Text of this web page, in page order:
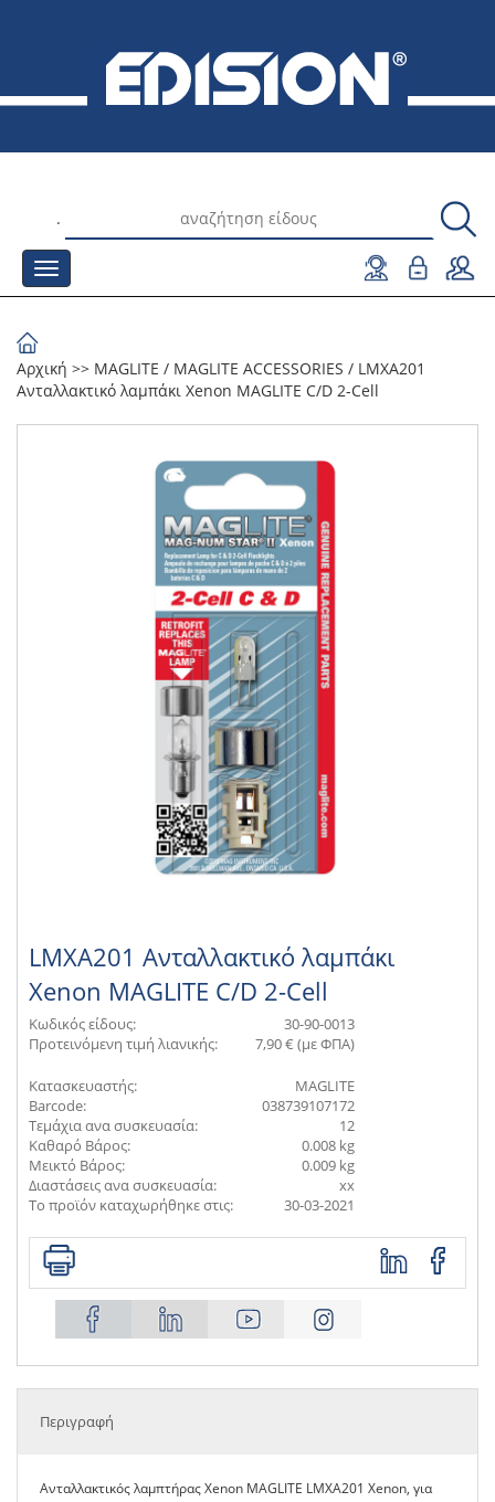
.
Αρχική >> MAGLITE / MAGLITE ACCESSORIES / LMXA201
Ανταλλακτικό λαμπάκι Xenon MAGLITE C/D 2-Cell
LMXA201 Ανταλλακτικό λαμπάκι
Xenon MAGLITE C/D 2-Cell
Κωδικός είδους:
30-90-0013
Προτεινόμενη τιμή λιανικής:
7,90 € (με ΦΠΑ)
Κατασκευαστής:
MAGLITE
Barcode:
038739107172
Τεμάχια ανα συσκευασία:
12
Καθαρό Βάρος:
0.008 kg
Μεικτό Βάρος:
0.009 kg
Διαστάσεις ανα συσκευασία:
xx
Το προϊόν καταχωρήθηκε στις:
30-03-2021
Περιγραφή
Ανταλλακτικός λαμπτήρας Xenon MAGLITE LMXA201 Xenon, για